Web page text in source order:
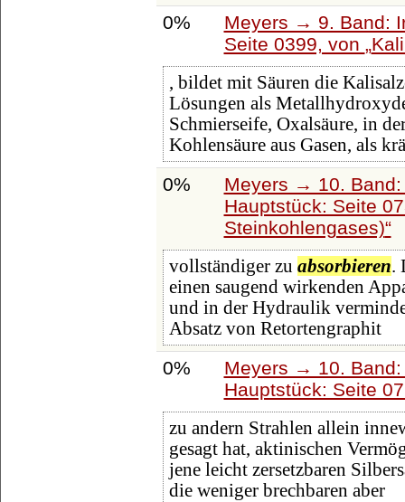
0%
Meyers → 9. Band:
Seite 0399, von
, bildet mit Säuren die
Lösungen als
Schmierseife, Oxalsäure, in
Kohlensäure aus Gasen, als
0%
Meyers → 10.
Hauptstück: Seite
Steinkohlengases)
vollständiger zu absorbieren.
einen saugend wirkenden
und in der Hydraulik
Absatz von Retortengraphit
0%
Meyers → 10.
Hauptstück: Seite
zu andern Strahlen allein
gesagt hat, aktinischen
jene leicht zersetzbaren
die weniger brechbaren aber